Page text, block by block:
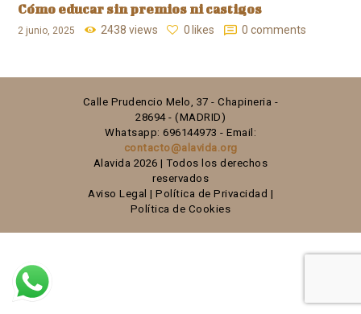
Cómo educar sin premios ni castigos
2 junio, 2025 2438 views 0 likes 0 comments
Calle Prudencio Melo, 37 - Chapineria -
28694 - (MADRID)
Whatsapp: 696144973 - Email:
contacto@alavida.org
Alavida 2026 | Todos los derechos
reservados
Aviso Legal | Política de Privacidad |
Política de Cookies